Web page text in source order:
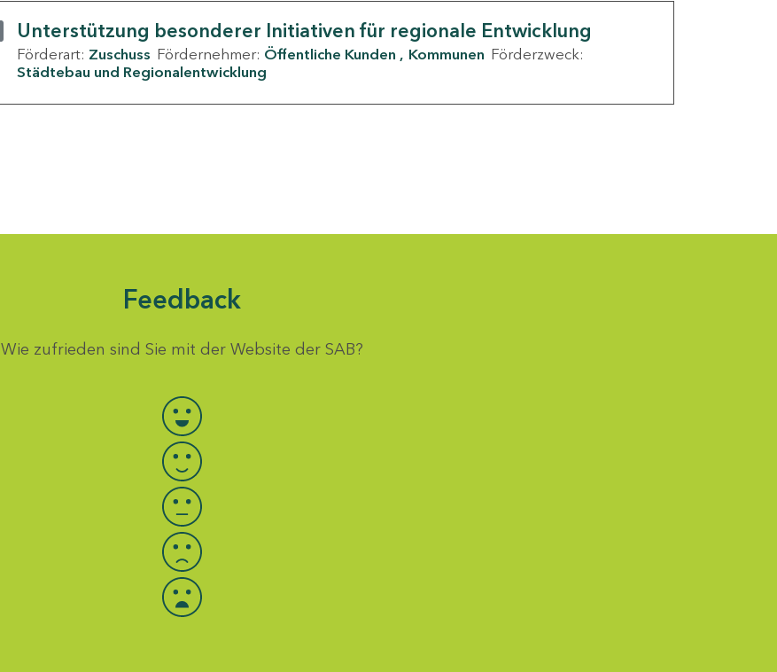
Unterstützung besonderer Initiativen für regionale Entwicklung
Förderart: Zuschuss Fördernehmer: Öffentliche Kunden Kommunen Förderzweck:
Städtebau und Regionalentwicklung
Feedback
Wie zufrieden sind Sie mit der Website der SAB?
Bewertung auswählen